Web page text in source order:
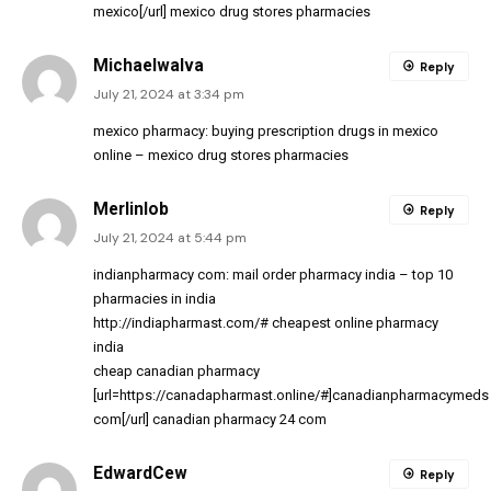
mexico[/url] mexico drug stores pharmacies
MichaelwaIva
July 21, 2024 at 3:34 pm
mexico pharmacy: buying prescription drugs in mexico
online – mexico drug stores pharmacies
Reply
Merlinlob
July 21, 2024 at 5:44 pm
indianpharmacy com: mail order pharmacy india – top 10
pharmacies in india
http://indiapharmast.com/# cheapest online pharmacy
india
cheap canadian pharmacy
[url=https://canadapharmast.online/#]canadianpharmacymeds
com[/url] canadian pharmacy 24 com
Reply
EdwardCew Reply